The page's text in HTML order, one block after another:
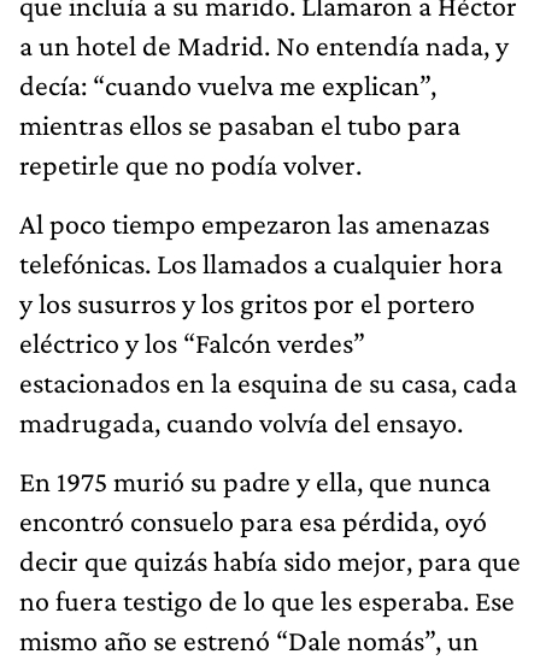
a un hotel de Madrid. No entendía nada, y
decía: “cuando vuelva me explican”,
mientras ellos se pasaban el tubo para
repetirle que no podía volver.
Al poco tiempo empezaron las amenazas
telefónicas. Los llamados a cualquier hora
y los susurros y los gritos por el portero
eléctrico y los “Falcón verdes”
estacionados en la esquina de su casa, cada
madrugada, cuando volvía del ensayo.
En 1975 murió su padre y ella, que nunca
encontró consuelo para esa pérdida, oyó
decir que quizás había sido mejor, para que
no fuera testigo de lo que les esperaba. Ese
mismo año se estrenó “Dale nomás”, un